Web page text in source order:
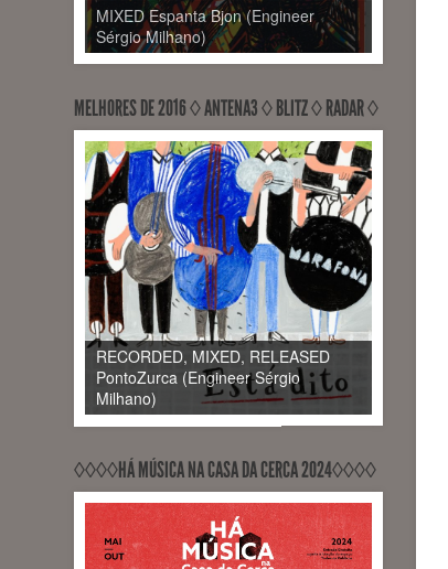
MIXED Espanta Bjon (Engineer
Sérgio Milhano)
MELHORES DE 2016 ◊ ANTENA3 ◊ BLITZ ◊ RADAR ◊
RECORDED, MIXED, RELEASED
PontoZurca (Engineer Sérgio
Milhano)
◊◊◊◊HÁ MÚSICA NA CASA DA CERCA 2024◊◊◊◊